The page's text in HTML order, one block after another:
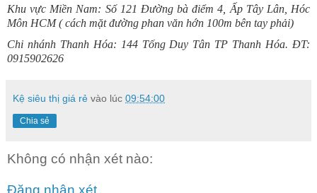
Khu vực Miền Nam: Số 121 Đường bà điểm 4, Ấp Tây Lân, Hóc
Môn HCM ( cách mặt đường phan văn hớn 100m bên tay phải)
Chi nhánh Thanh Hóa: 144 Tống Duy Tân TP Thanh Hóa. ĐT:
0915902626
Kệ siêu thị giá rẻ vào lúc 09:54:00
Chia sẻ
Không có nhận xét nào:
Đăng nhận xét